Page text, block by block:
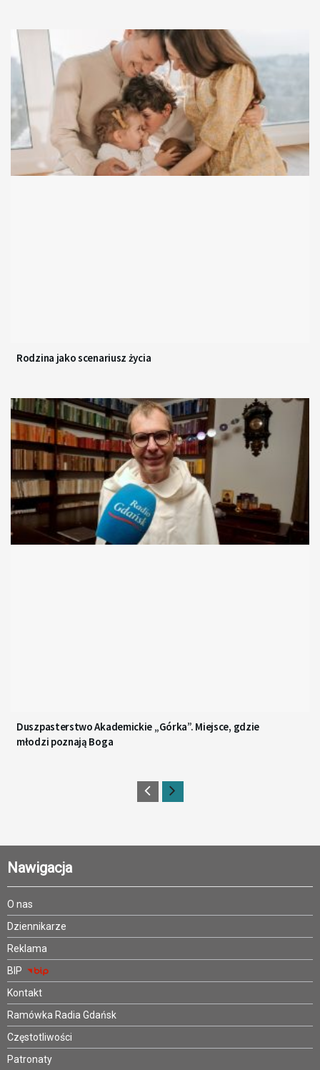
Rodzina jako scenariusz życia
Duszpasterstwo Akademickie „Górka”. Miejsce, gdzie
młodzi poznają Boga
Nawigacja
O nas
Dziennikarze
Reklama
BIP
Kontakt
Ramówka Radia Gdańsk
Częstotliwości
Patronaty